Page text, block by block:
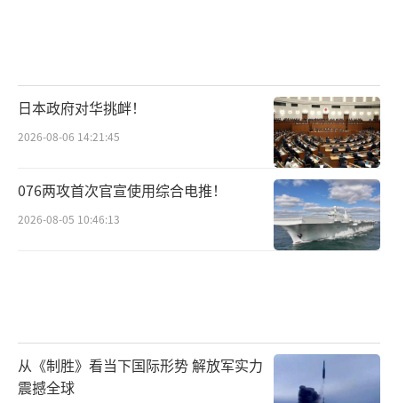
日本政府对华挑衅！
2026-08-06 14:21:45
076两攻首次官宣使用综合电推！
2026-08-05 10:46:13
从《制胜》看当下国际形势 解放军实力
震撼全球